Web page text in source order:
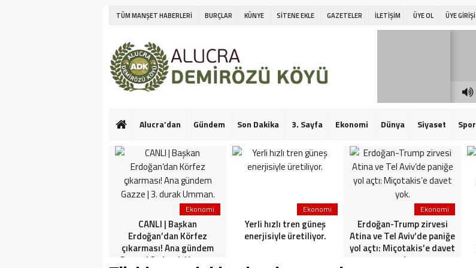
TÜM MANŞET HABERLERİ BURÇLAR KÜNYE SİTENE EKLE GAZETELER İLETİŞİM ÜYE OL ÜYE GİRİŞİ
Alucra’dan Gündem Son Dakika 3. Sayfa Ekonomi Dünya Siyaset Spor
Ekonomi
CANLI | Başkan
Erdoğan’dan Körfez
çıkarması! Ana gündem
Gazze | 3. durak Umman.
Ekonomi
Yerli hızlı tren güneş
enerjisiyle üretiliyor.
Ekonomi
Erdoğan-Trump zirvesi
Atina ve Tel Aviv’de paniğe
yol açtı: Miçotakis’e davet
yok.